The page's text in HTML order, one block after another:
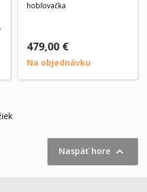
hobľovačka
479,00 €
Na objednávku
Naspäť hore 